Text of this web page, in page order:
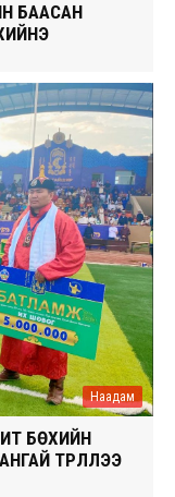
БААСАН
Наадам
БӨХИЙН
ТҮРҮҮЛЛЭЭ